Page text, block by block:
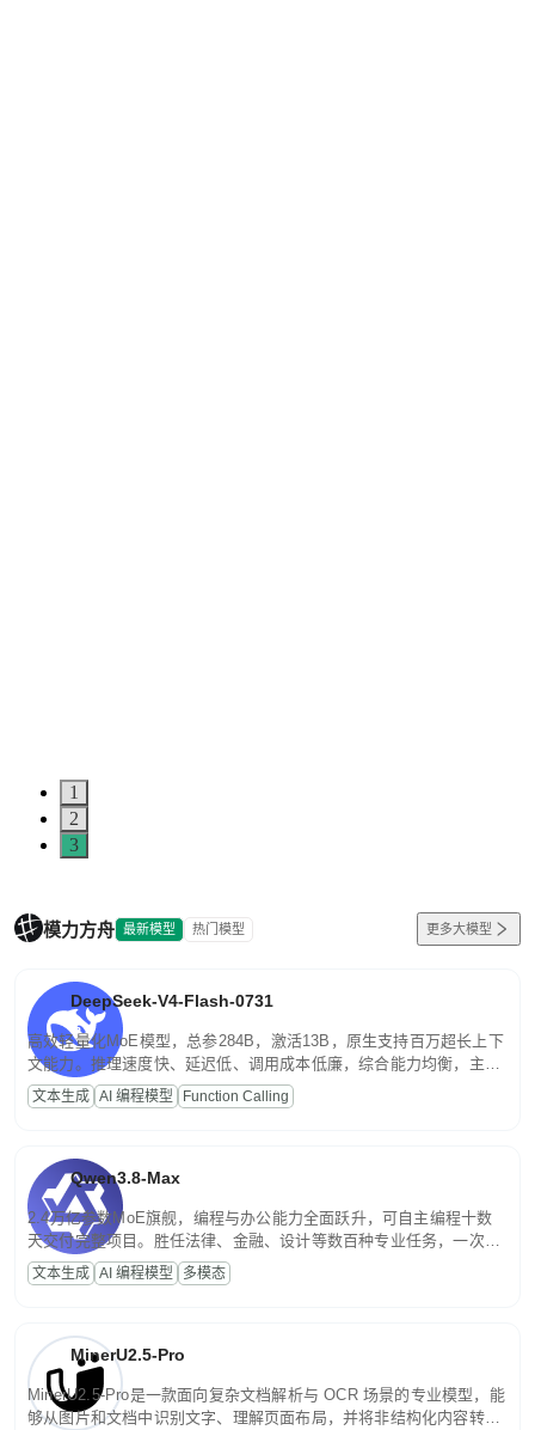
1
2
3
模力方舟 最新模型 热门模型 更多大模型
DeepSeek-V4-Flash-0731
高效轻量化MoE模型，总参284B，激活13B，原生支持百万超长上下
文能力。推理速度快、延迟低、调用成本低廉，综合能力均衡，主打
高并发、轻量化任务，适合日常对话、内容创作、基础 RAG、批量
文案处理等普惠刚需场景。
文本生成 AI 编程模型 Function Calling
Qwen3.8-Max
2.4万亿参数MoE旗舰，编程与办公能力全面跃升，可自主编程十数
天交付完整项目。胜任法律、金融、设计等数百种专业任务，一次对
话端到端交付生产级成果。原生视觉理解贯穿规划、执行与验证全流
程，支持超长文档与长视频的深度语义解析。长程任务中自主规划与
文本生成 AI 编程模型 多模态
MinerU2.5-Pro
MinerU2.5-Pro是一款面向复杂文档解析与 OCR 场景的专业模型，能
够从图片和文档中识别文字、理解页面布局，并将非结构化内容转换